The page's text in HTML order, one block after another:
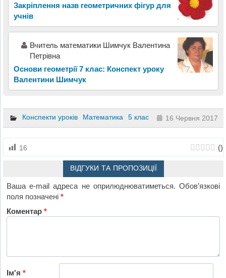
Закріплення назв геометричних фігур для
учнів
Вчитель математики Шимчук Валентина
Петрівна
Основи геометрії 7 клас: Конспект уроку
Валентини Шимчук
Конспекти уроків Математика 5 клас 16 Червня 2017
16 ()
ВІДГУКИ ТА ПРОПОЗИЦІЇ
Ваша e-mail адреса не оприлюднюватиметься. Обов’язкові
поля позначені*
Коментар*
Ім'я*